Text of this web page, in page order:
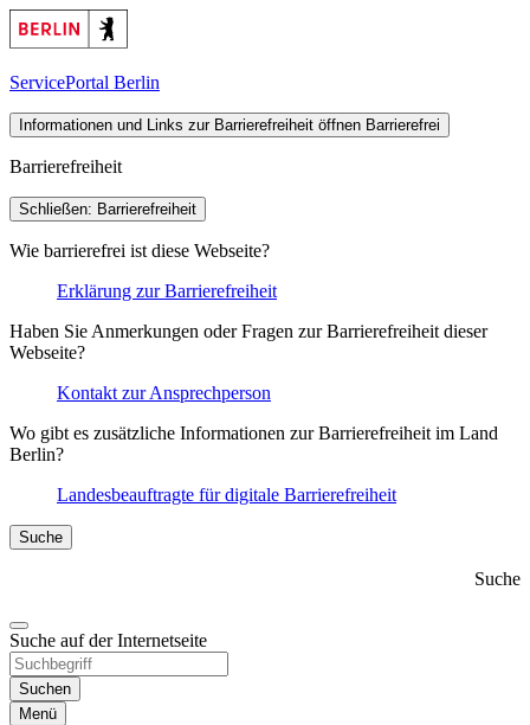
ServicePortal Berlin
Informationen und Links zur Barrierefreiheit öffnen Barrierefrei
Barrierefreiheit
Schließen: Barrierefreiheit
Wie barrierefrei ist diese Webseite?
Erklärung zur Barrierefreiheit
Haben Sie Anmerkungen oder Fragen zur Barrierefreiheit dieser
Webseite?
Kontakt zur Ansprechperson
Wo gibt es zusätzliche Informationen zur Barrierefreiheit im Land
Berlin?
Landesbeauftragte für digitale Barrierefreiheit
Suche
Suche
Suche auf der Internetseite
Suchen
Menü